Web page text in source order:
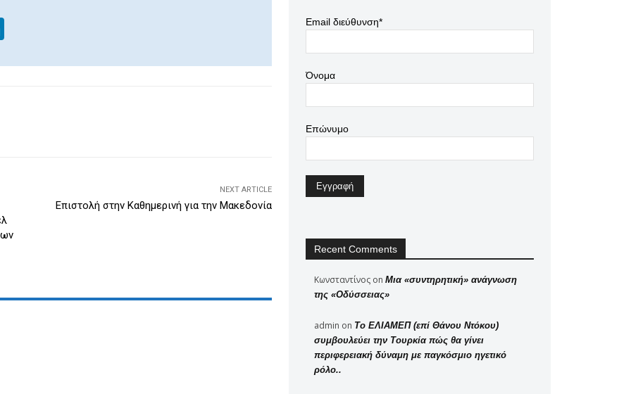
k
NEXT ARTICLE
Επιστολή στην Καθημερινή για την Μακεδονία
Email διεύθυνση*
Όνομα
Επώνυμο
Recent Comments
Κωνσταντίνος on Μια «συντηρητική» ανάγνωση
της «Οδύσσειας»
admin on Το ΕΛΙΑΜΕΠ (επί Θάνου Ντόκου)
συμβουλεύει την Τουρκία πώς θα γίνει
περιφερειακή δύναμη με παγκόσμιο ηγετικό
ρόλο..